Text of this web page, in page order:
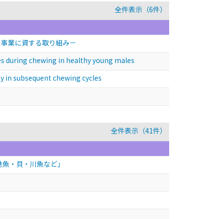
全件表示（6件）
業に資する取り組み－
during chewing in healthy young males
in subsequent chewing cycles
全件表示（41件）
・貝・川魚など」